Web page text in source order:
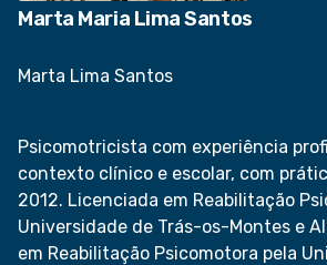
Marta Maria Lima Santos
Marta Lima Santos
Psicomotricista com experiência
contexto clínico e escolar, com
2012. Licenciada em Reabilitação
Universidade de Trás-os-Montes e
em Reabilitação Psicomotora pela